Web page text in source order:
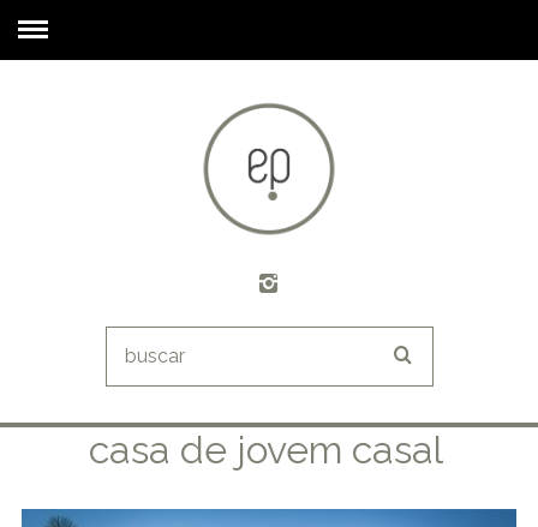
casa de jovem casal